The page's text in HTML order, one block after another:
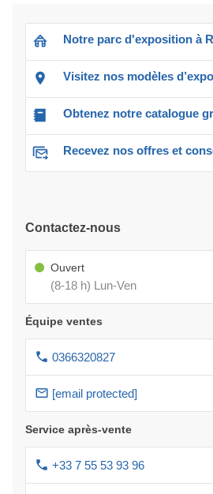
Notre parc d'exposition à
Visitez nos modèles
Obtenez notre catalogue
Recevez nos offres et
Contactez-nous
Ouvert
(8-18 h) Lun-Ven
Équipe ventes
0366320827
[email protected]
Service après-vente
+33 7 55 53 93 96